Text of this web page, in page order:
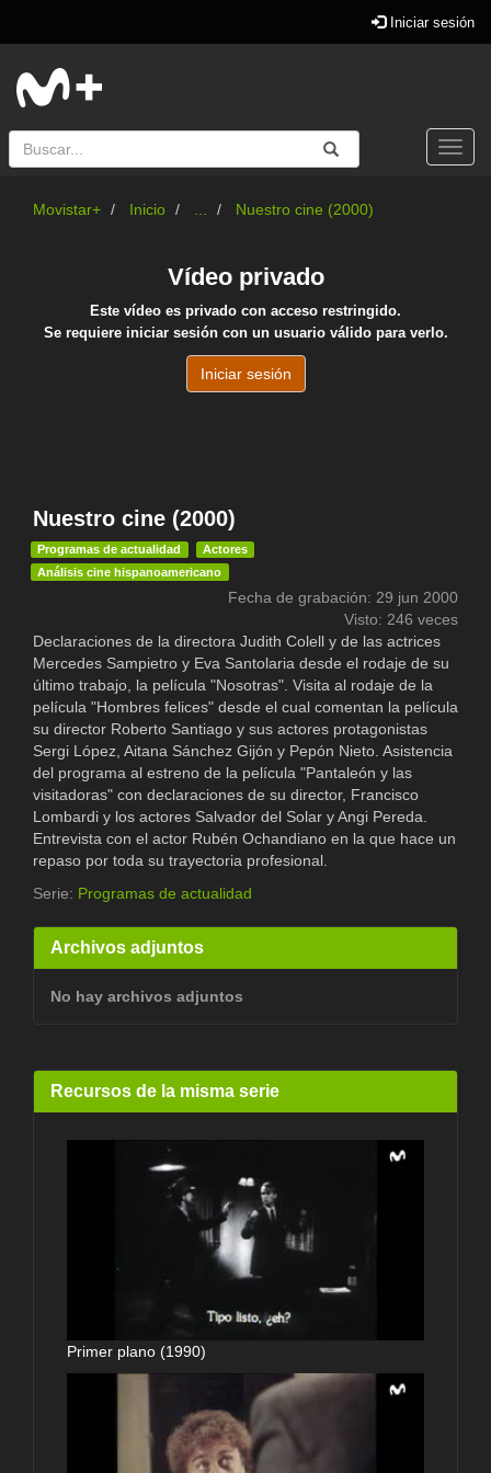
Iniciar sesión
Buscar Enviar
Buscar
Movistar+ Inicio Nuestro cine (2000)
Nuestro cine (2000)
Programas de actualidad
Actores
Análisis cine hispanoamericano
Fecha de grabación: 29 jun 2000
Visto: 246 veces
Declaraciones de la directora Judith Colell y de las actrices
Mercedes Sampietro y Eva Santolaria desde el rodaje de su
último trabajo, la película "Nosotras". Visita al rodaje de la
película "Hombres felices" desde el cual comentan la película
su director Roberto Santiago y sus actores protagonistas
Sergi López, Aitana Sánchez Gijón y Pepón Nieto. Asistencia
del programa al estreno de la película "Pantaleón y las
visitadoras" con declaraciones de su director, Francisco
Lombardi y los actores Salvador del Solar y Angi Pereda.
Entrevista con el actor Rubén Ochandiano en la que hace un
repaso por toda su trayectoria profesional.
Serie: Programas de actualidad
Archivos adjuntos
No hay archivos adjuntos
Recursos de la misma serie
Primer plano (1990)